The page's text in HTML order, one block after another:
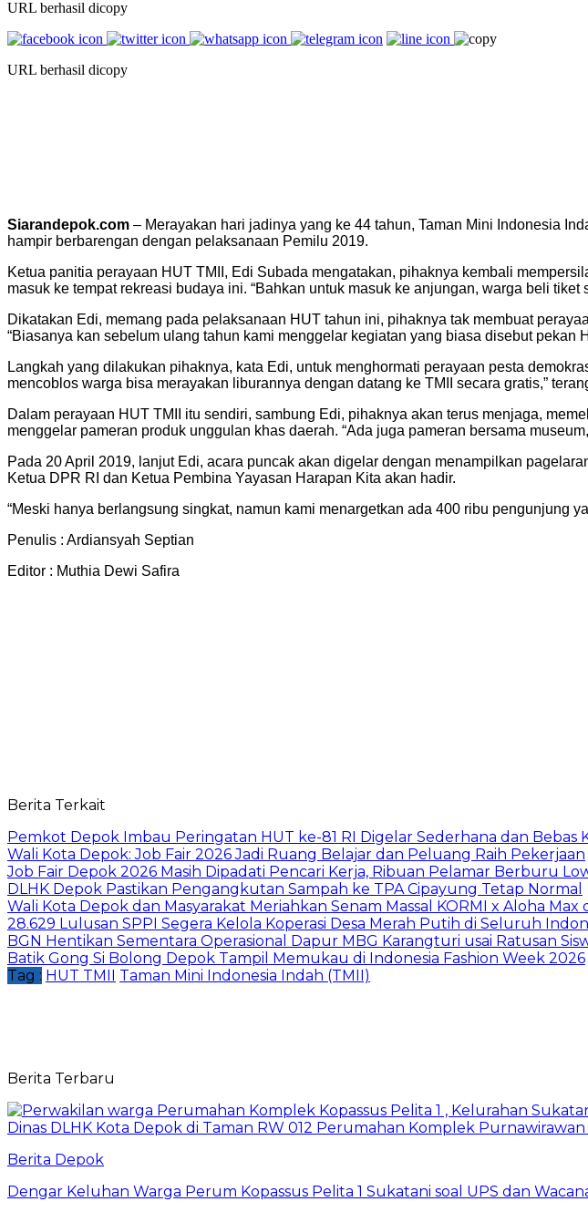
URL berhasil dicopy
URL berhasil dicopy
Siarandepok.com – Merayakan hari jadinya yang ke 44 tahun, Taman Mini Indonesia
hampir berbarengan dengan pelaksanaan Pemilu 2019.
Ketua panitia perayaan HUT TMII, Edi Subada mengatakan, pihaknya kembali
masuk ke tempat rekreasi budaya ini. “Bahkan untuk masuk ke anjungan, warga beli tiket
Dikatakan Edi, memang pada pelaksanaan HUT tahun ini, pihaknya tak membuat
“Biasanya kan sebelum ulang tahun kami menggelar kegiatan yang biasa disebut pekan
Langkah yang dilakukan pihaknya, kata Edi, untuk menghormati perayaan pesta
mencoblos warga bisa merayakan liburannya dengan datang ke TMII secara gratis,”
Dalam perayaan HUT TMII itu sendiri, sambung Edi, pihaknya akan terus menjaga,
menggelar pameran produk unggulan khas daerah. “Ada juga pameran bersama
Pada 20 April 2019, lanjut Edi, acara puncak akan digelar dengan menampilkan
Ketua DPR RI dan Ketua Pembina Yayasan Harapan Kita akan hadir.
“Meski hanya berlangsung singkat, namun kami menargetkan ada 400 ribu pengunjung
Penulis : Ardiansyah Septian
Editor : Muthia Dewi Safira
Berita Terkait
Pemkot Depok Imbau Peringatan HUT ke-81 RI Digelar Sederhana dan Bebas
Wali Kota Depok: Job Fair 2026 Jadi Ruang Belajar dan Peluang Raih Pekerjaan
Job Fair Depok 2026 Masih Dipadati Pencari Kerja, Ribuan Pelamar Berburu
DLHK Depok Pastikan Pengangkutan Sampah ke TPA Cipayung Tetap Normal
Wali Kota Depok dan Masyarakat Meriahkan Senam Massal KORMI x Aloha Max
28.629 Lulusan SPPI Segera Kelola Koperasi Desa Merah Putih di Seluruh
BGN Hentikan Sementara Operasional Dapur MBG Karangturi usai Ratusan
Batik Gong Si Bolong Depok Tampil Memukau di Indonesia Fashion Week 2026
Tag : HUT TMII Taman Mini Indonesia Indah (TMII)
Berita Terbaru
Berita Depok
Dengar Keluhan Warga Perum Kopassus Pelita 1 Sukatani soal UPS dan